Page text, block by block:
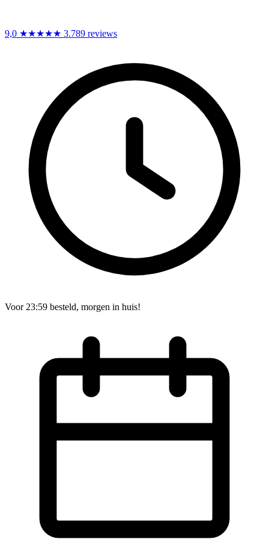
9,0 ★★★★★ 3.789 reviews
Voor 23:59 besteld, morgen in huis!